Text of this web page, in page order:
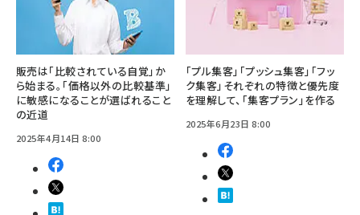
販売は「比較されている自覚」か
ら始まる。「価格以外の比較基準」
に敏感になることが選ばれること
の近道
2025年4月14日 8:00
「プル集客」「プッシュ集客」「フッ
ク集客」それぞれの特徴と優先度
を理解して、「集客プラン」を作る
2025年6月23日 8:00